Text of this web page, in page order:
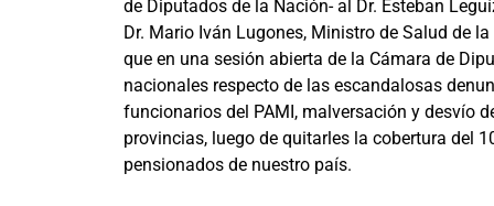
de Diputados de la Nación- al Dr. Esteban
Dr. Mario Iván Lugones, Ministro de Salud de
que en una sesión abierta de la Cámara de
nacionales respecto de las escandalosas
funcionarios del PAMI, malversación y desvío
provincias, luego de quitarles la cobertura del
pensionados de nuestro país.